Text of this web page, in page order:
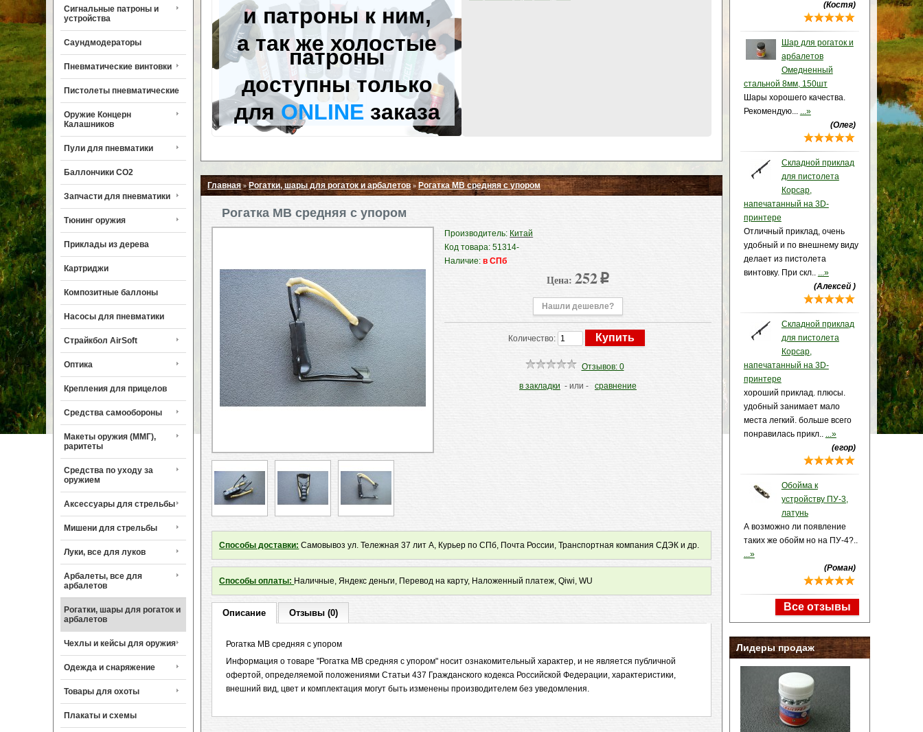
Сигнальные патроны и
устройства
Саундмодераторы
Пневматические винтовки
Пистолеты пневматические
Оружие Концерн
Калашников
Пули для пневматики
Баллончики CO2
Запчасти для пневматики
Тюнинг оружия
Приклады из дерева
Картриджи
Композитные баллоны
Насосы для пневматики
Страйкбол AirSoft
Оптика
Крепления для прицелов
Средства самообороны
Макеты оружия (ММГ),
раритеты
Средства по уходу за
оружием
Аксессуары для стрельбы
Мишени для стрельбы
Луки, все для луков
Арбалеты, все для
арбалетов
Рогатки, шары для рогаток и
арбалетов
Чехлы и кейсы для оружия
Одежда и снаряжение
Товары для охоты
Плакаты и схемы
(Костя)
Шар для рогаток и
арбалетов
Омедненный
стальной 8мм, 150шт
Шары хорошего качества.
Рекомендую... ...»
(Олег)
Складной приклад
для пистолета
Корсар,
напечатанный на 3D-
принтере
Отличный приклад, очень
удобный и по внешнему виду
делает из пистолета
винтовку. При скл.. ...»
(Алексей )
Складной приклад
для пистолета
Корсар,
напечатанный на 3D-
принтере
хороший приклад. плюсы.
удобный занимает мало
места легкий. больше всего
понравилась прикл.. ...»
(егор)
Обойма к
устройству ПУ-3,
латунь
А возможно ли появление
таких же обойм но на ПУ-4?..
...»
(Роман)
Все отзывы
Лидеры продаж
и патроны к ним,
а так же холостые
патроны
доступны только
дляONLINE заказа
Главная»Рогатки, шары для рогаток и арбалетов»Рогатка MB средняя с упором
Рогатка MB средняя с упором
Производитель: Китай
Код товара: 51314-
Наличие:в СПб
Цена: 252 p
Нашли дешевле?
Количество:
Отзывов: 0
в закладки - или - сравнение
Способы доставки: Самовывоз ул. Тележная 37 лит А, Курьер по СПб, Почта России, Транспортная компания СДЭК и др.
Способы оплаты: Наличные, Яндекс деньги, Перевод на карту, Наложенный платеж, Qiwi, WU
Описание Отзывы (0)
Рогатка MB средняя с упором
Информация о товаре "Рогатка MB средняя с упором" носит ознакомительный характер, и не является публичной
офертой, определяемой положениями Статьи 437 Гражданского кодекса Российской Федерации, характеристики,
внешний вид, цвет и комплектация могут быть изменены производителем без уведомления.